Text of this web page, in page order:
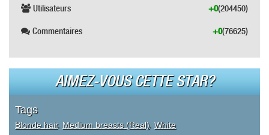
Utilisateurs (204450)
+0
Commentaires (76625)
+0
AIMEZ-VOUS CETTE STAR?
Tags
Blonde hair, Medium breasts (Real) White